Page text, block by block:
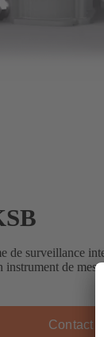
de surveillance
instrument de
Contact